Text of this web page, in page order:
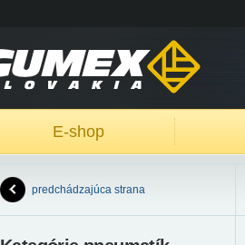
E-shop
predchádzajúca strana